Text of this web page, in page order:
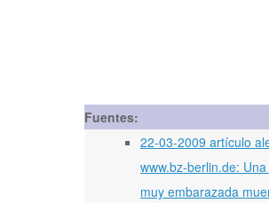
Fuentes:
22-03-2009 artículo
www.bz-berlin.de:
muy embarazada